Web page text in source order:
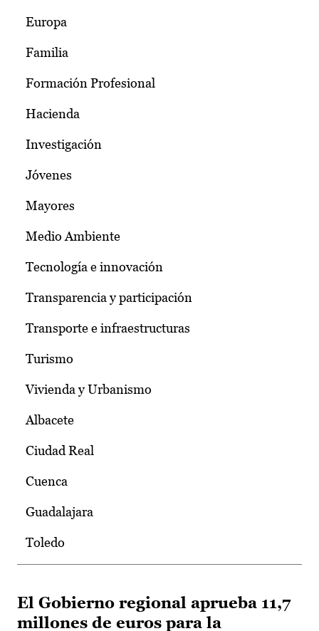
Europa
Familia
Formación Profesional
Hacienda
Investigación
Jóvenes
Mayores
Medio Ambiente
Tecnología e innovación
Transparencia y participación
Transporte e infraestructuras
Turismo
Vivienda y Urbanismo
Albacete
Ciudad Real
Cuenca
Guadalajara
Toledo
El Gobierno regional aprueba 11,7
millones de euros para la